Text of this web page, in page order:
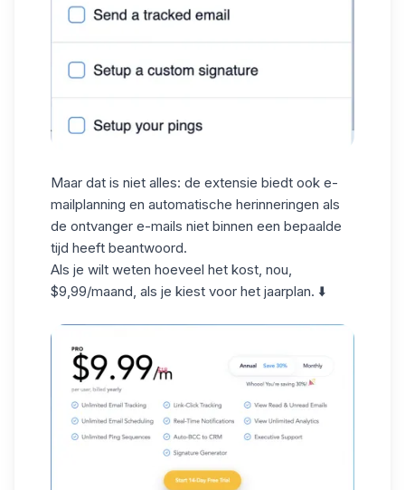
Maar dat is niet alles: de extensie biedt ook e-
mailplanning en automatische herinneringen als
de ontvanger e-mails niet binnen een bepaalde
tijd heeft beantwoord.
Als je wilt weten hoeveel het kost, nou,
$9,99/maand, als je kiest voor het jaarplan. ⬇️